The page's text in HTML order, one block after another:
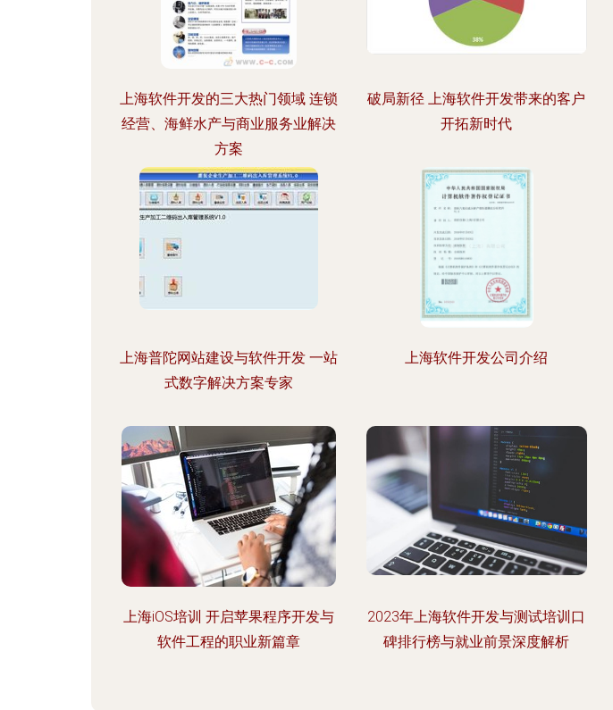
上海软件开发的三大热门领域 连锁
经营、海鲜水产与商业服务业解决
方案
破局新径 上海软件开发带来的客户
开拓新时代
上海普陀网站建设与软件开发 一站
式数字解决方案专家
上海软件开发公司介绍
上海iOS培训 开启苹果程序开发与
软件工程的职业新篇章
2023年上海软件开发与测试培训口
碑排行榜与就业前景深度解析